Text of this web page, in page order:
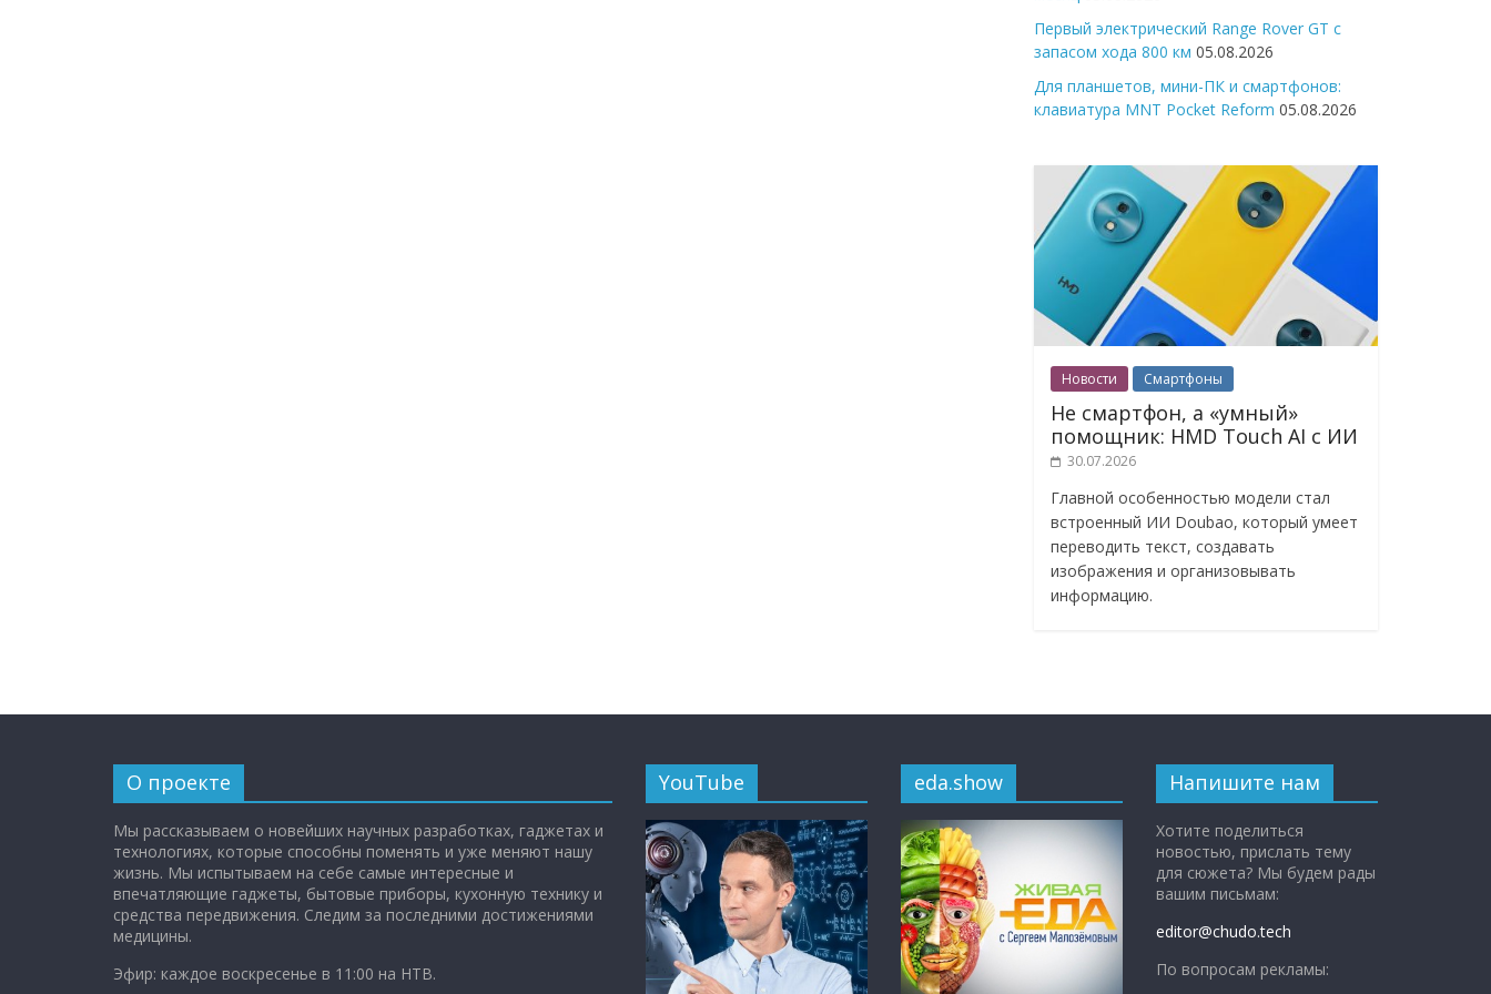
Первый электрический Range Rover GT с
запасом хода 800 км 05.08.2026
Для планшетов, мини-ПК и смартфонов:
клавиатура MNT Pocket Reform 05.08.2026
Новости Смартфоны
Не смартфон, а «умный»
помощник: HMD Touch AI с ИИ
30.07.2026
Главной особенностью модели стал
встроенный ИИ Doubao, который умеет
переводить текст, создавать
изображения и организовывать
информацию.
О проекте
Мы рассказываем о новейших научных разработках, гаджетах и
технологиях, которые способны поменять и уже меняют нашу
жизнь. Мы испытываем на себе самые интересные и
впечатляющие гаджеты, бытовые приборы, кухонную технику и
средства передвижения. Следим за последними достижениями
медицины.
Эфир: каждое воскресенье в 11:00 на НТВ.
YouTube eda.show Напишите нам
Хотите поделиться
новостью, прислать тему
для сюжета? Мы будем рады
вашим письмам:
editor@chudo.tech
По вопросам рекламы: